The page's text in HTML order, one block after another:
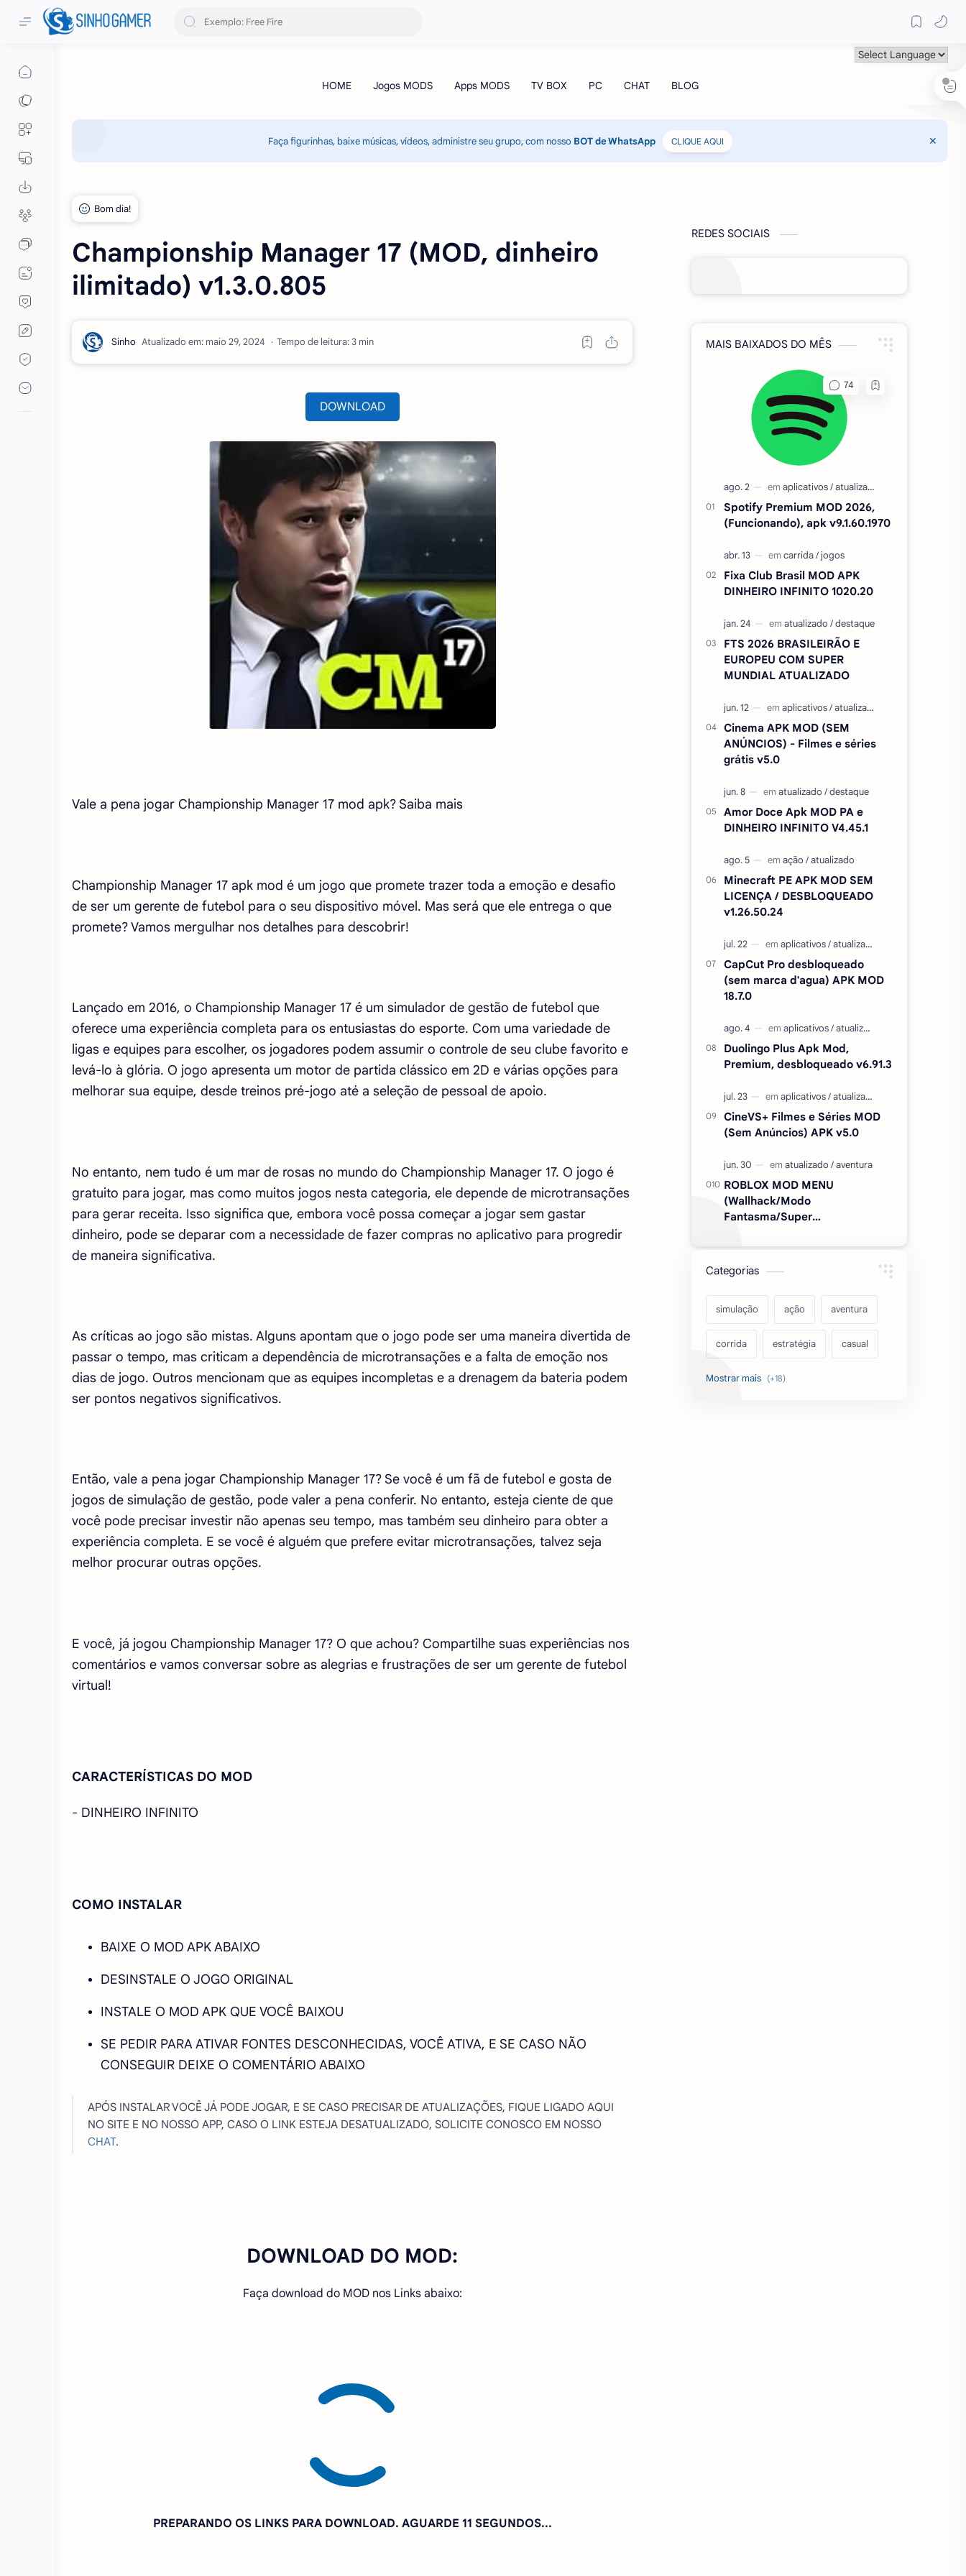
Faça figurinhas, baixe músicas, vídeos, administre seu grupo, com nosso BOT de WhatsApp CLIQUE AQUI
Championship Manager 17 (MOD, dinheiro
ilimitado) v1.3.0.805
Atualizado em: Tempo de leitura: 3 min
DOWNLOAD
Vale a pena jogar Championship Manager 17 mod apk? Saiba mais
Championship Manager 17 apk mod é um jogo que promete trazer toda a emoção e desafio
de ser um gerente de futebol para o seu dispositivo móvel. Mas será que ele entrega o que
promete? Vamos mergulhar nos detalhes para descobrir!
Lançado em 2016, o Championship Manager 17 é um simulador de gestão de futebol que
oferece uma experiência completa para os entusiastas do esporte. Com uma variedade de
ligas e equipes para escolher, os jogadores podem assumir o controle de seu clube favorito e
levá-lo à glória. O jogo apresenta um motor de partida clássico em 2D e várias opções para
melhorar sua equipe, desde treinos pré-jogo até a seleção de pessoal de apoio.
No entanto, nem tudo é um mar de rosas no mundo do Championship Manager 17. O jogo é
gratuito para jogar, mas como muitos jogos nesta categoria, ele depende de microtransações
para gerar receita. Isso significa que, embora você possa começar a jogar sem gastar
dinheiro, pode se deparar com a necessidade de fazer compras no aplicativo para progredir
de maneira significativa.
As críticas ao jogo são mistas. Alguns apontam que o jogo pode ser uma maneira divertida de
passar o tempo, mas criticam a dependência de microtransações e a falta de emoção nos
dias de jogo. Outros mencionam que as equipes incompletas e a drenagem da bateria podem
ser pontos negativos significativos.
Então, vale a pena jogar Championship Manager 17? Se você é um fã de futebol e gosta de
jogos de simulação de gestão, pode valer a pena conferir. No entanto, esteja ciente de que
você pode precisar investir não apenas seu tempo, mas também seu dinheiro para obter a
experiência completa. E se você é alguém que prefere evitar microtransações, talvez seja
melhor procurar outras opções.
E você, já jogou Championship Manager 17? O que achou? Compartilhe suas experiências nos
comentários e vamos conversar sobre as alegrias e frustrações de ser um gerente de futebol
virtual!
CARACTERÍSTICAS DO MOD
- DINHEIRO INFINITO
COMO INSTALAR
BAIXE O MOD APK ABAIXO
DESINSTALE O JOGO ORIGINAL
INSTALE O MOD APK QUE VOCÊ BAIXOU
SE PEDIR PARA ATIVAR FONTES DESCONHECIDAS, VOCÊ ATIVA, E SE CASO NÃO
CONSEGUIR DEIXE O COMENTÁRIO ABAIXO
APÓS INSTALAR VOCÊ JÁ PODE JOGAR, E SE CASO PRECISAR DE ATUALIZAÇÕES, FIQUE LIGADO AQUI
NO SITE E NO NOSSO APP, CASO O LINK ESTEJA DESATUALIZADO, SOLICITE CONOSCO EM NOSSO
CHAT.
DOWNLOAD DO MOD:
Faça download do MOD nos Links abaixo:
PREPARANDO OS LINKS PARA DOWNLOAD. AGUARDE
Se o MOD não quer baixar, tente novamente
REDES SOCIAIS
MAIS BAIXADOS DO MÊS
Spotify Premium MOD 2026,
(Funcionando), apk v9.1.60.1970
Fixa Club Brasil MOD APK
DINHEIRO INFINITO 1020.20
FTS 2026 BRASILEIRÃO E
EUROPEU COM SUPER
MUNDIAL ATUALIZADO
Cinema APK MOD (SEM
ANÚNCIOS) - Filmes e séries
grátis v5.0
Amor Doce Apk MOD PA e
DINHEIRO INFINITO V4.45.1
Minecraft PE APK MOD SEM
LICENÇA / DESBLOQUEADO
v1.26.50.24
CapCut Pro desbloqueado
(sem marca d'agua) APK MOD
18.7.0
Duolingo Plus Apk Mod,
Premium, desbloqueado v6.91.3
CineVS+ Filmes e Séries MOD
(Sem Anúncios) APK v5.0
ROBLOX MOD MENU
(Wallhack/Modo
Fantasma/Super
Categorias
simulação ação aventura
corrida estratégia casual
acarde esportes